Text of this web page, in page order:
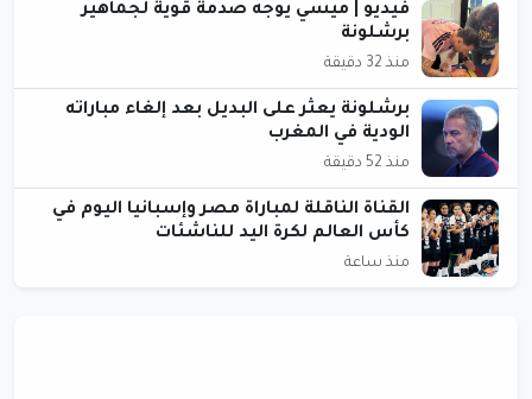
فيديو | ميسي يوجه صدمة قوية لجماهير
برشلونة
منذ 32 دقيقة
برشلونة يعثر على البديل بعد إلغاء مباراته
الودية في المغرب
منذ 52 دقيقة
القناة الناقلة لمباراة مصر وإسبانيا اليوم في
كأس العالم لكرة اليد للناشئات
منذ ساعة